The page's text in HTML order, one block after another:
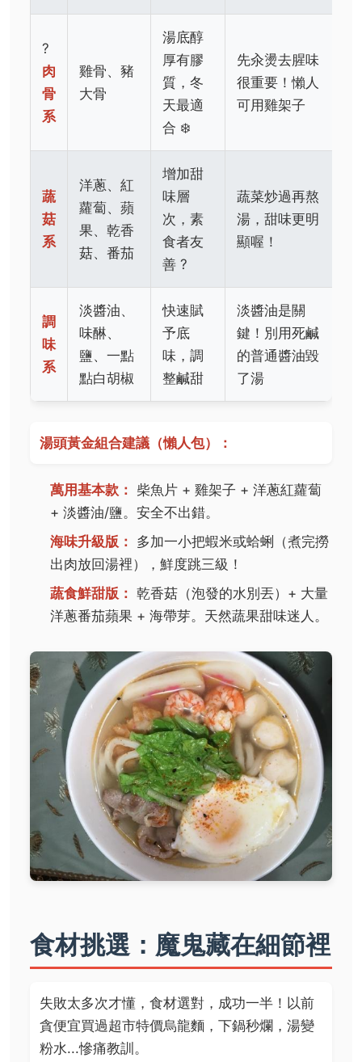
?
肉
骨
系
雞骨、豬
大骨
湯底醇
厚有膠
質，冬
天最適
合 ❄️
先汆燙去腥味
很重要！懶人
可用雞架子
蔬
菇
系
洋蔥、紅
蘿蔔、蘋
果、乾香
菇、番茄
增加甜
味層
次，素
食者友
善 ?
蔬菜炒過再熬
湯，甜味更明
顯喔！
調
味
系
淡醬油、
味醂、
鹽、一點
點白胡椒
快速賦
予底
味，調
整鹹甜
淡醬油是關
鍵！別用死鹹
的普通醬油毀
了湯
湯頭黃金組合建議（懶人包）：
萬用基本款： 柴魚片 + 雞架子 + 洋蔥紅蘿蔔
+ 淡醬油/鹽。安全不出錯。
海味升級版： 多加一小把蝦米或蛤蜊（煮完撈
出肉放回湯裡），鮮度跳三級！
蔬食鮮甜版： 乾香菇（泡發的水別丟）+ 大量
洋蔥番茄蘋果 + 海帶芽。天然蔬果甜味迷人。
食材挑選：魔鬼藏在細節裡
失敗太多次才懂，食材選對，成功一半！以前
貪便宜買過超市特價烏龍麵，下鍋秒爛，湯變
粉水...慘痛教訓。